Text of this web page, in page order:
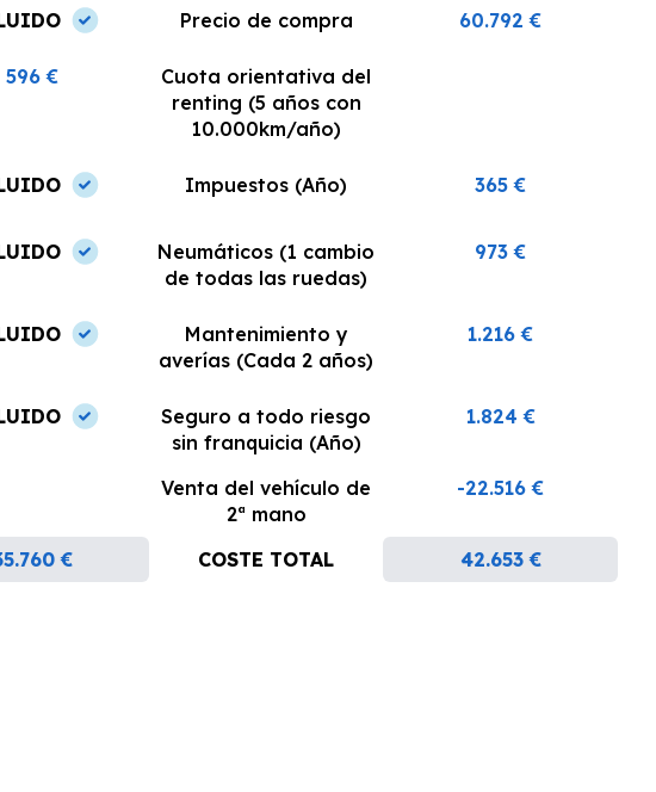
Precio de compra 60.792 €
596 €
Cuota orientativa del
renting (5 años con
10.000km/año)
Impuestos (Año) 365 €
Neumáticos (1 cambio
de todas las ruedas)
973 €
Mantenimiento y
averías (Cada 2 años)
1.216 €
Seguro a todo riesgo
sin franquicia (Año)
1.824 €
Venta del vehículo de
2ª mano
-22.516 €
€ COSTE TOTAL 42.653 €